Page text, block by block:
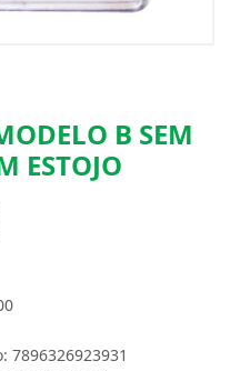
B SEM
ESTOJO
7896326923931